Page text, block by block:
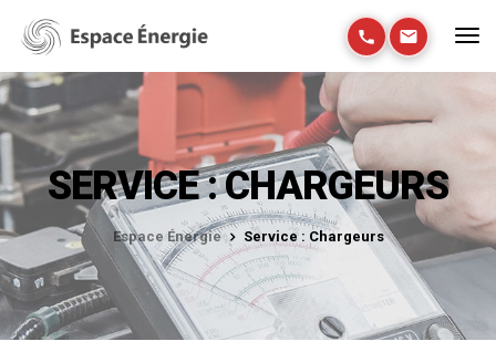
SERVICE : CHARGEURS
Espace Énergie Service : Chargeurs